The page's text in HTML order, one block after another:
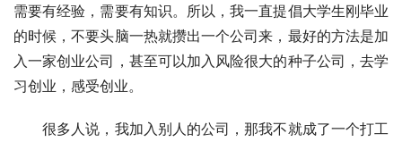
需要有经验，需要有知识。所以，我一直提倡大学生刚毕业
的时候，不要头脑一热就攒出一个公司来，最好的方法是加
入一家创业公司，甚至可以加入风险很大的种子公司，去学
习创业，感受创业。
很多人说，我加入别人的公司，那我不就成了一个打工